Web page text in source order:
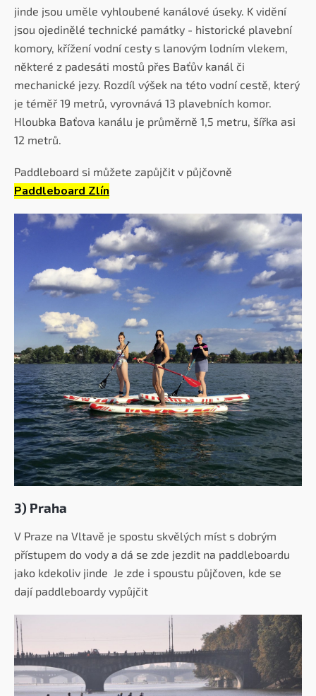
jinde jsou uměle vyhloubené kanálové úseky. K vidění
jsou ojedinělé technické památky - historické plavební
komory, křížení vodní cesty s lanovým lodním vlekem,
některé z padesáti mostů přes Baťův kanál či
mechanické jezy. Rozdíl výšek na této vodní cestě, který
je téměř 19 metrů, vyrovnává 13 plavebních komor.
Hloubka Baťova kanálu je průměrně 1,5 metru, šířka asi
12 metrů.
Paddleboard si můžete zapůjčit v půjčovně
Paddleboard Zlín
3) Praha
V Praze na Vltavě je spostu skvělých míst s dobrým
přístupem do vody a dá se zde jezdit na paddleboardu
jako kdekoliv jinde Je zde i spoustu půjčoven, kde se
dají paddleboardy vypůjčit